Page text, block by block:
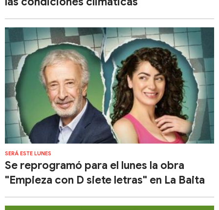
SERÁ ESTE LUNES
Se reprogramó para el lunes la obra
"Empieza con D siete letras" en La Baita